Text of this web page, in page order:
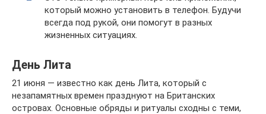
который можно установить в телефон. Будучи
всегда под рукой, они помогут в разных
жизненных ситуациях.
День Лита
21 июня — известно как день Лита, который с
незапамятных времен празднуют на Британских
островах. Основные обряды и ритуалы сходны с теми,